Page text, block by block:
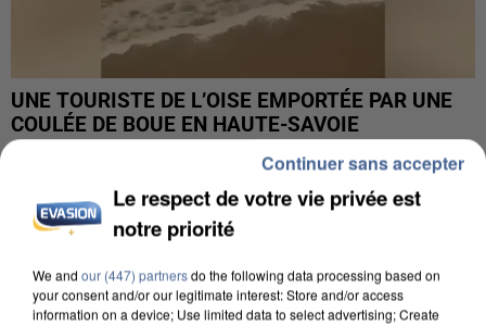
UNE TOURISTE DE L’OISE EMPORTÉE PAR UNE
COULÉE DE BOUE EN HAUTE-SAVOIE
Le respect de votre vie privée est
notre priorité
We and our (447) partnersdo the following data processing based on
your consent and/or our legitimate interest: Store and/or access
information on a device; Use limited data to select advertising; Create
Continuer sans accepter